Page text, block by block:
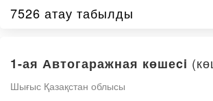
7526 атау табылды
1-ая Автогаражная көшеci
Шығыс Қазақстан облысы